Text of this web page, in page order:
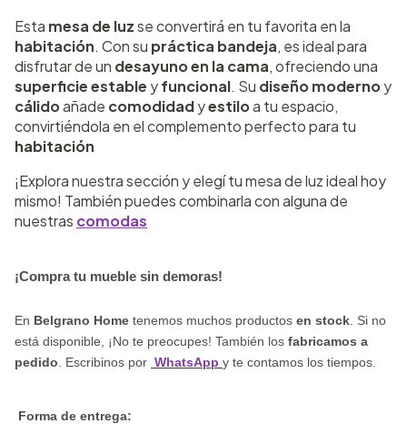
Esta mesa de luzse convertirá en tu favorita en la
habitación. Con su práctica bandeja, es ideal para
disfrutar de un desayuno en la cama, ofreciendo una
superficie estable yfuncional. Su diseño modernoy
cálidoañade comodidadyestiloa tu espacio,
convirtiéndola en el complemento perfecto para tu
habitación
¡Explora nuestra sección y elegí tu mesa de luz ideal hoy
mismo! También puedes combinarla con alguna de
nuestras comodas
¡Compra tu mueble sin demoras!
En Belgrano Home tenemos muchos productos en stock . Si no
está disponible, ¡No te preocupes! También los fabricamos a
pedido . Escribinos por WhatsApp y te contamos los tiempos.
Forma de entrega: